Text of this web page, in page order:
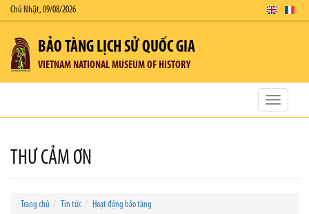
Chủ Nhật, 09/08/2026
BẢO TÀNG LỊCH SỬ QUỐC GIA
VIETNAM NATIONAL MUSEUM OF HISTORY
Toggle
THƯ CẢM ƠN
Trang chủ Tin tức Hoạt động bảo tàng